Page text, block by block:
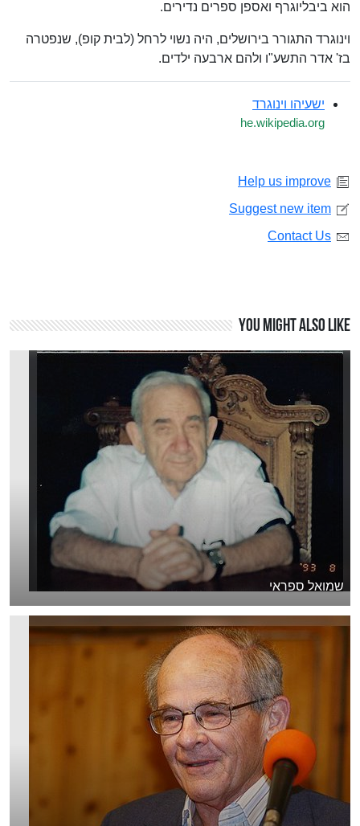
הוא ביבליוגרף ואספן ספרים נדירים.
וינוגרד התגורר בירושלים, היה נשוי לרחל (לבית קופ), שנפטרה
בז' אדר התשע"ו ולהם ארבעה ילדים.
ישעיהו וינוגרד
he.wikipedia.org
Help us improve
Suggest new item
Contact Us
You might also like
שמואל ספראי